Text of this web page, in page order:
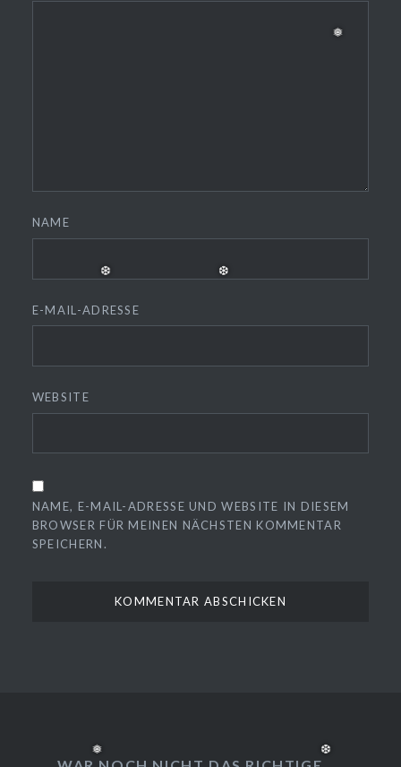
NAME
E-MAIL-ADRESSE
WEBSITE
NAME, E-MAIL-ADRESSE UND WEBSITE IN DIESEM
BROWSER FÜR MEINEN NÄCHSTEN KOMMENTAR
SPEICHERN.
❅